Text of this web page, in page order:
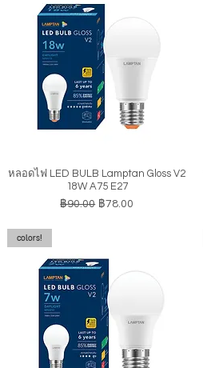
ดูข้อมูลด่วน
หลอดไฟ LED BULB Lamptan Gloss V2
18W A75 E27
ราคาปกติ
฿90.00 ราคาขายลด
฿78.00
colors!